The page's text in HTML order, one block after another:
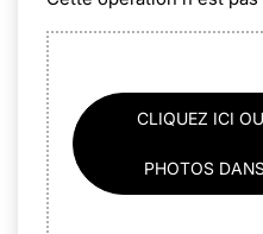
CLIQUEZ ICI
PHOTOS